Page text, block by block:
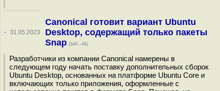
· 31.05.2023
Canonical готовит вариант Ubuntu
Desktop, содержащий только пакеты
Snap (340 –44)
Разработчики из компании Canonical намерены в
следующем году начать поставку дополнительных сборок
Ubuntu Desktop, основанных на платформе Ubuntu Core и
включающих только приложения, оформленные с